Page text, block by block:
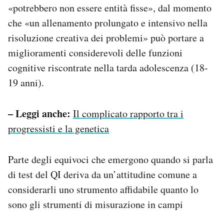
«potrebbero non essere entità fisse», dal momento
che «un allenamento prolungato e intensivo nella
risoluzione creativa dei problemi» può portare a
miglioramenti considerevoli delle funzioni
cognitive riscontrate nella tarda adolescenza (18-
19 anni).
– Leggi anche: Il complicato rapporto tra i
progressisti e la genetica
Parte degli equivoci che emergono quando si parla
di test del QI deriva da un’attitudine comune a
considerarli uno strumento affidabile quanto lo
sono gli strumenti di misurazione in campi